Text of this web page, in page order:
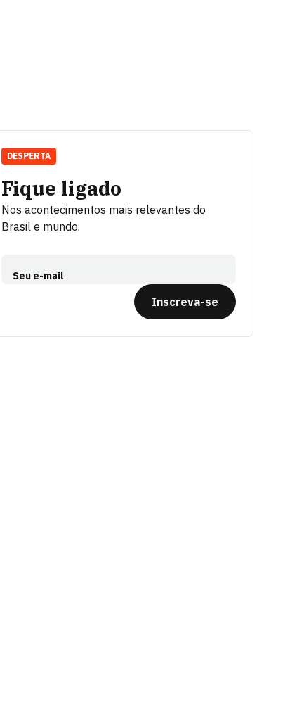
Fique ligado
Nos acontecimentos mais relevantes do
Brasil e mundo.
Seu e-mail
Inscreva-se
DESPERTA